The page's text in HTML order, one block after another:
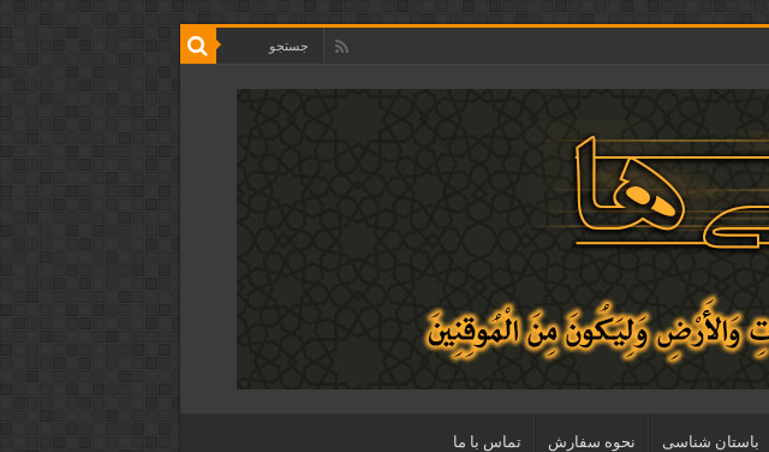
باستان شناسی نحوه سفارش تماس با ما